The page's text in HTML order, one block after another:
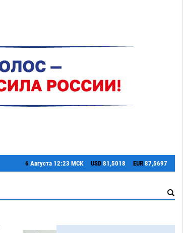
6 Августа 12:23 МСК USD 81,5018 EUR 87,5697